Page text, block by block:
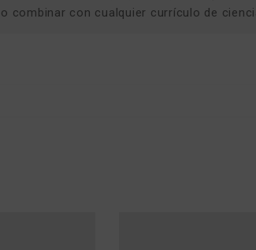
o combinar con cualquier currículo de